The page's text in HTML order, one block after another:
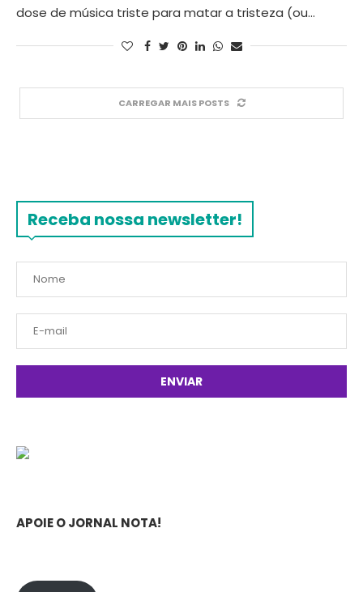
dose de música triste para matar a tristeza (ou…
CARREGAR MAIS POSTS
Receba nossa newsletter!
APOIE O JORNAL NOTA!